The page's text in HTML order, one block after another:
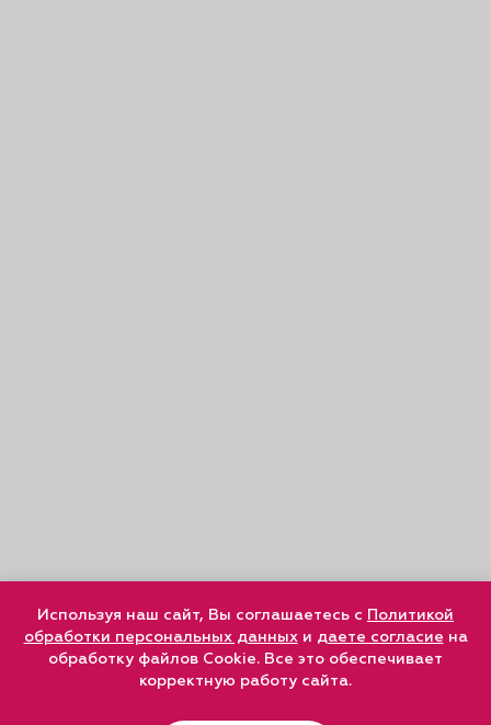
Используя наш сайт, Вы соглашаетесь с Политикой
обработки персональных данныхи даете согласие на
обработку файлов Cookie. Все это обеспечивает
корректную работу сайта.